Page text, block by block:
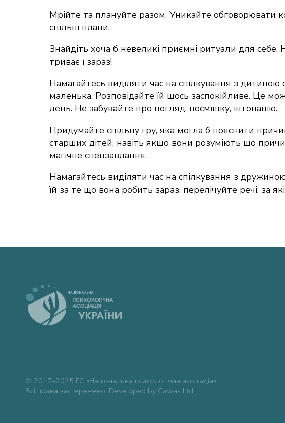
Мрійте та плануйте разом. Уникайте обговорювати
спільні плани.
Знайдіть хоча б невеликі приємні ритуали для
триває і зараз!
Намагайтесь виділяти час на спілкування з дитиною
маленька. Розповідайте їй щось заспокійливе. Це
день. Не забувайте про погляд, посмішку, інтонацію.
Придумайте спільну гру, яка могла б пояснити
старших дітей, навіть якщо вони розуміють що
магічне спецзавдання.
Намагайтесь виділяти час на спілкування з
їй за те що вона робить зараз, перелічуйте речі, за які
© 2017–2025 ГС «Національна психологічна асоціація».
Всі права застережено. Developed by Cawas Ltd.